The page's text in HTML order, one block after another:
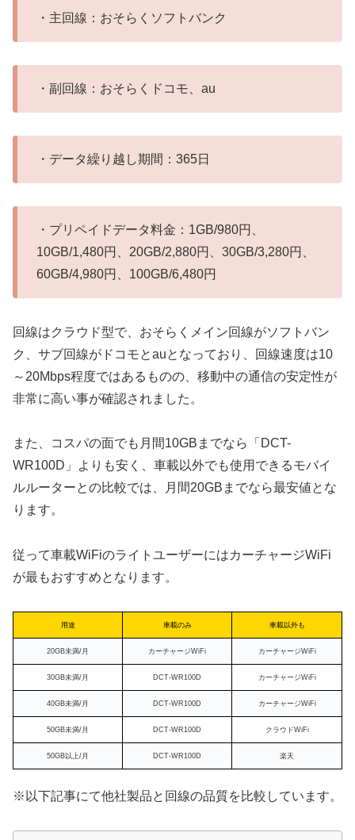
・主回線：おそらくソフトバンク
・副回線：おそらくドコモ、au
・データ繰り越し期間：365日
・プリペイドデータ料金：1GB/980円、
10GB/1,480円、20GB/2,880円、30GB/3,280円、
60GB/4,980円、100GB/6,480円
回線はクラウド型で、おそらくメイン回線がソフトバン
ク、サブ回線がドコモとauとなっており、回線速度は10
～20Mbps程度ではあるものの、移動中の通信の安定性が
非常に高い事が確認されました。
また、コスパの面でも月間10GBまでなら「DCT-
WR100D」よりも安く、車載以外でも使用できるモバイ
ルルーターとの比較では、月間20GBまでなら最安値とな
ります。
従って車載WiFiのライトユーザーにはカーチャージWiFi
が最もおすすめとなります。
用途 車載のみ 車載以外も
20GB未満/月 カーチャージWiFi カーチャージWiFi
30GB未満/月 DCT-WR100D カーチャージWiFi
40GB未満/月 DCT-WR100D カーチャージWiFi
50GB未満/月 DCT-WR100D クラウドWiFi
50GB以上/月 DCT-WR100D 楽天
※以下記事にて他社製品と回線の品質を比較しています。